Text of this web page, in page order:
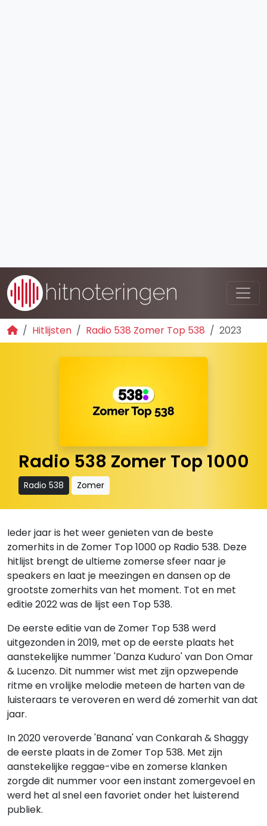
Hitlijsten Radio 538 Zomer Top 538 2023
Radio 538 Zomer Top 1000
Radio 538 Zomer
Ieder jaar is het weer genieten van de beste
zomerhits in de Zomer Top 1000 op Radio 538. Deze
hitlijst brengt de ultieme zomerse sfeer naar je
speakers en laat je meezingen en dansen op de
grootste zomerhits van het moment. Tot en met
editie 2022 was de lijst een Top 538.
De eerste editie van de Zomer Top 538 werd
uitgezonden in 2019, met op de eerste plaats het
aanstekelijke nummer 'Danza Kuduro' van Don Omar
& Lucenzo. Dit nummer wist met zijn opzwepende
ritme en vrolijke melodie meteen de harten van de
luisteraars te veroveren en werd dé zomerhit van dat
jaar.
In 2020 veroverde 'Banana' van Conkarah & Shaggy
de eerste plaats in de Zomer Top 538. Met zijn
aanstekelijke reggae-vibe en zomerse klanken
zorgde dit nummer voor een instant zomergevoel en
werd het al snel een favoriet onder het luisterend
publiek.